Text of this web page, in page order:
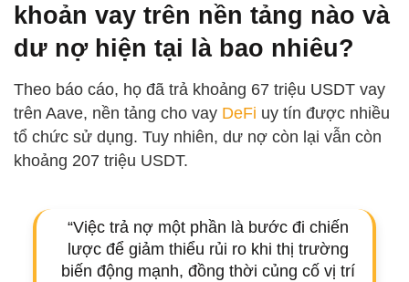
khoản vay trên nền tảng nào và
dư nợ hiện tại là bao nhiêu?
Theo báo cáo, họ đã trả khoảng 67 triệu USDT vay
trên Aave, nền tảng cho vay DeFi uy tín được nhiều
tổ chức sử dụng. Tuy nhiên, dư nợ còn lại vẫn còn
khoảng 207 triệu USDT.
“Việc trả nợ một phần là bước đi chiến
lược để giảm thiểu rủi ro khi thị trường
biến động mạnh, đồng thời củng cố vị trí